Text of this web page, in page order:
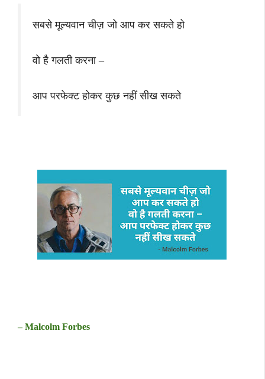
सबसे मूल्यवान चीज़ जो आप कर सकते हो
वो है गलती करना –
आप परफेक्ट होकर कुछ नहीं सीख सकते
– Malcolm Forbes